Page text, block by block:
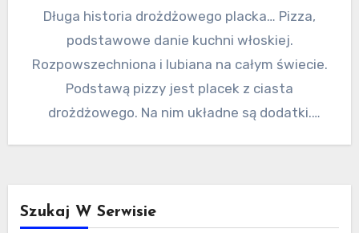
Długa historia drożdżowego placka… Pizza,
podstawowe danie kuchni włoskiej.
Rozpowszechniona i lubiana na całym świecie.
Podstawą pizzy jest placek z ciasta
drożdżowego. Na nim układne są dodatki.
Szukaj W Serwisie